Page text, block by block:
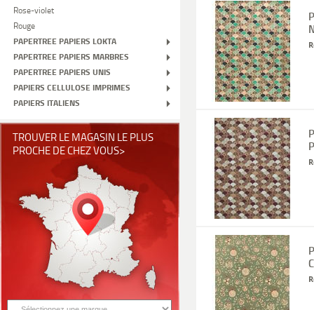
Rose-violet
Rouge
PAPERTREE PAPIERS LOKTA
PAPERTREE PAPIERS MARBRES
PAPERTREE PAPIERS UNIS
PAPIERS CELLULOSE IMPRIMES
PAPIERS ITALIENS
TROUVER LE MAGASIN LE PLUS
PROCHE DE CHEZ VOUS>